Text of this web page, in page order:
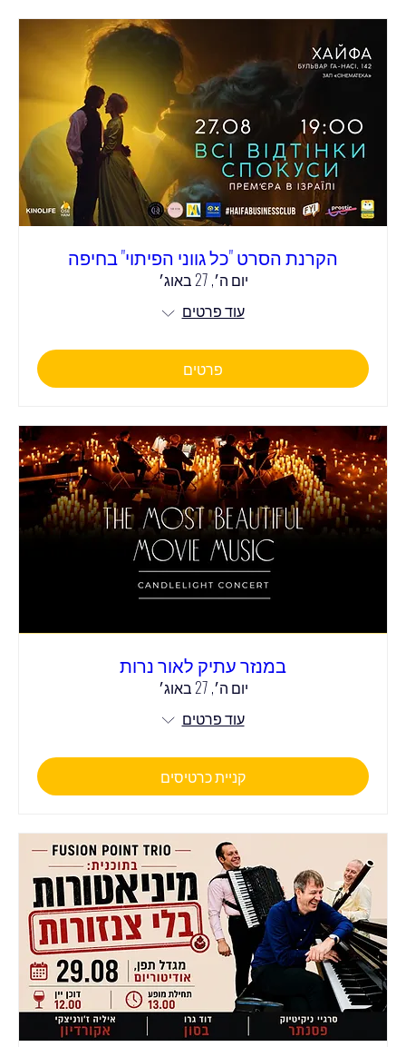
הקרנת הסרט "כל גווני הפיתוי" בחיפה
יום ה׳, 27 באוג׳
עוד פרטים
פרטים
במנזר עתיק לאור נרות
יום ה׳, 27 באוג׳
עוד פרטים
קניית כרטיסים